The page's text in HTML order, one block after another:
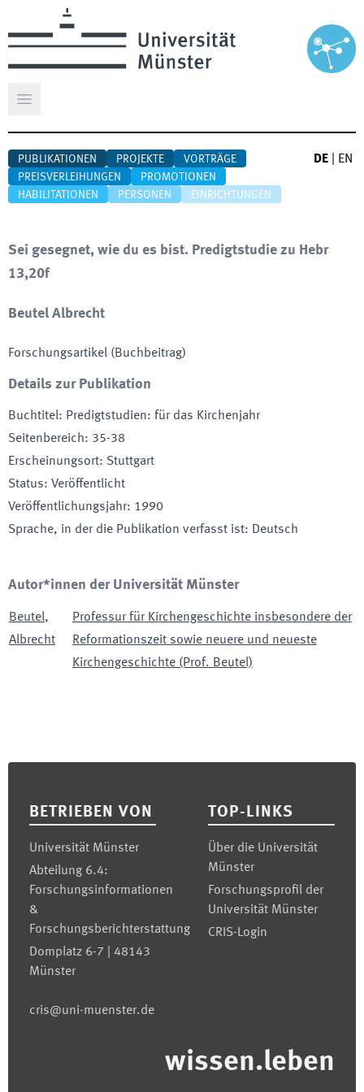
Hauptmenü öffnen
PUBLIKATIONEN PROJEKTE
VORTRÄGE
PREISVERLEIHUNGEN
PROMOTIONEN
HABILITATIONEN
PERSONEN EINRICHTUNGEN
DE EN
Sei gesegnet, wie du es bist. Predigtstudie zu Hebr
13,20f
Beutel Albrecht
Forschungsartikel (Buchbeitrag)
Details zur Publikation
Buchtitel: Predigtstudien: für das Kirchenjahr
Seitenbereich: 35-38
Erscheinungsort: Stuttgart
Status: Veröffentlicht
Veröffentlichungsjahr: 1990
Sprache, in der die Publikation verfasst ist: Deutsch
Autor*innen der Universität Münster
Beutel,
Albrecht
Professur für Kirchengeschichte insbesondere der
Reformationszeit sowie neuere und neueste
Kirchengeschichte (Prof. Beutel)
BETRIEBEN VON
Universität Münster
Abteilung 6.4:
Forschungsinformationen
&
Forschungsberichterstattung
Domplatz 6-7 | 48143
Münster
cris@uni-muenster.de
TOP-LINKS
Über die Universität
Münster
Forschungsprofil der
Universität Münster
CRIS-Login
wissen.leben